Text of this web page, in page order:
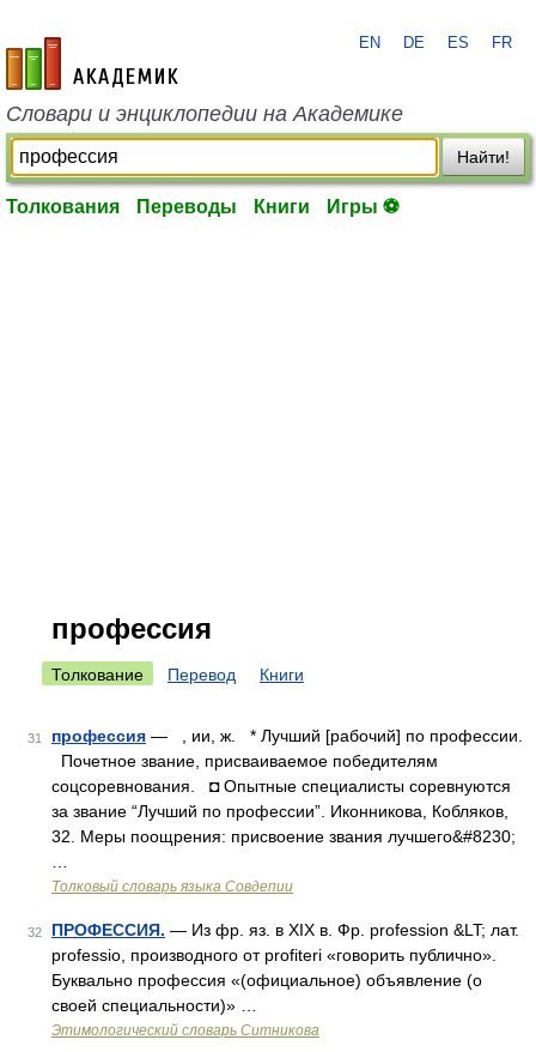
academic.ru
EN DE ES FR
Словари и энциклопедии на Академике
Найти!
Толкования Переводы Книги Игры ⚽
профессия
Толкование Перевод Книги
31 профессия — , ии, ж. * Лучший [рабочий] по профессии.
Почетное звание, присваиваемое победителям
соцсоревнования. ◘ Опытные специалисты соревнуются
за звание “Лучший по профессии”. Иконникова, Кобляков,
32. Меры поощрения: присвоение звания лучшего&#8230;
Толковый словарь языка Совдепии
32 ПРОФЕССИЯ. — Из фр. яз. в XIX в. Фр. profession &LT; лат.
professio, производного от profiteri «говорить публично».
Буквально профессия «(официальное) объявление (о
своей специальности)» …
Этимологический словарь Ситникова